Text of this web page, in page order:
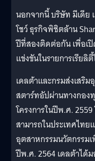
นอกจากนี้ บริษัท มีเดีย
โชว์ ธุรกิจพิชิตล้าน
ปีที่สองติดต่อกัน เพื่อเ
แข่งขันในรายการเรีย
เดลต้าและกรมส่งเสริ
สตาร์ทอัปผ่านทางกอง
โครงการในปีพ.ศ.
สามารถในประเทศไท
อุตสาหกรรมนวัตกรรม
ปีพ.ศ. 2564 เดลต้าได้